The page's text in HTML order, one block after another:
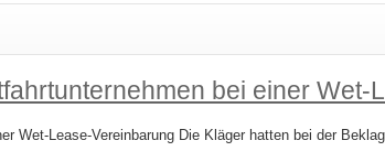
bei einer Wet-​
Wet-​Lease-​Vereinbarung Die Kläger hatten bei der